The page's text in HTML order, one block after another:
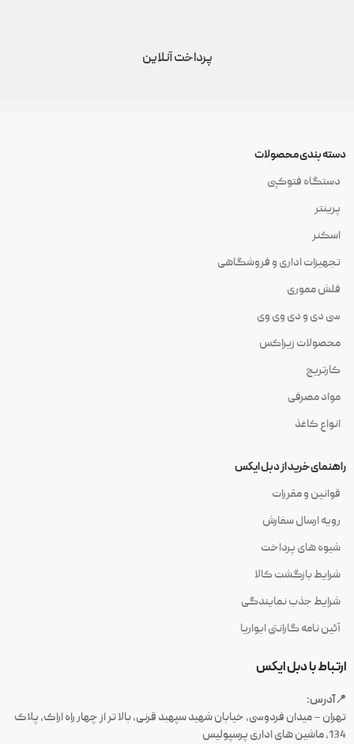
پرداخت آنلاین
دسته بندی محصولات
دستگاه فتوکپی
پرینتر
اسکنر
تجهیزات اداری و فروشگاهی
فلش مموری
سی دی و دی وی وی
محصولات زیراکس
کارتریج
مواد مصرفی
انواع کاغذ
راهنمای خرید از دبل ایکس
قوانین و مقررات
رویه ارسال سفارش
شیوه های پرداخت
شرایط بازگشت کالا
شرایط جذب نمایندگی
آئین نامه گارانتی ایواریا
ارتباط با دبل ایکس
📍آدرس:
تهران – میدان فردوسی، خیابان شهید سپهبد قرنی، بالا تر از چهار راه اراک، پلاک
134، ماشین های اداری پرسپولیس